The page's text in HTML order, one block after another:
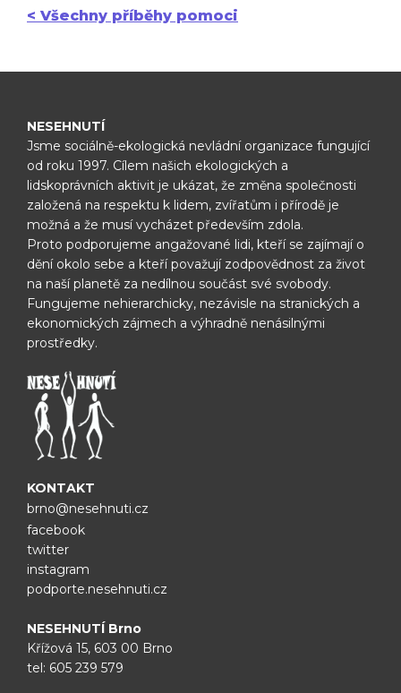
< Všechny příběhy pomoci
NESEHNUTÍ
Jsme sociálně-ekologická nevládní organizace fungující
od roku 1997. Cílem našich ekologických a
lidskoprávních aktivit je ukázat, že změna společnosti
založená na respektu k lidem, zvířatům i přírodě je
možná a že musí vycházet především zdola.
Proto podporujeme angažované lidi, kteří se zajímají o
dění okolo sebe a kteří považují zodpovědnost za život
na naší planetě za nedílnou součást své svobody.
Fungujeme nehierarchicky, nezávisle na stranických a
ekonomických zájmech a výhradně nenásilnými
prostředky.
KONTAKT
brno@nesehnuti.cz
facebook
twitter
instagram
podporte.nesehnuti.cz
NESEHNUTÍ Brno
Křížová 15, 603 00 Brno
tel: 605 239 579